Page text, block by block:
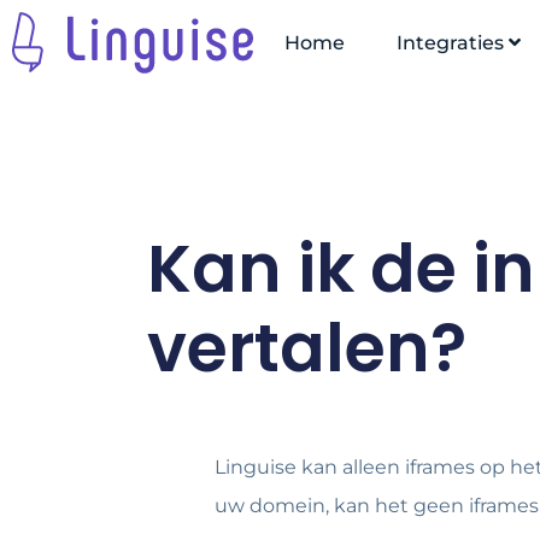
Home Integraties
Kan ik de
vertalen?
Linguise kan alleen iframes op
uw domein, kan het geen